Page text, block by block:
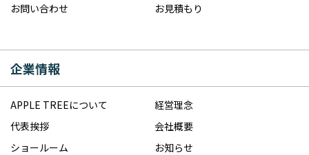
お問い合わせ
お見積もり
企業情報
APPLE TREEについて
経営理念
代表挨拶
会社概要
ショールーム
お知らせ